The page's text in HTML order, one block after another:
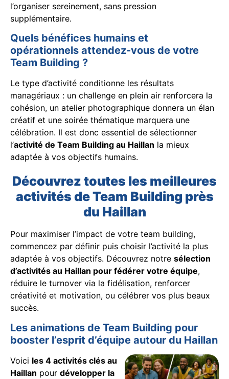
l’organiser sereinement, sans pression
supplémentaire.
Quels bénéfices humains et
opérationnels attendez-vous de votre
Team Building ?
Le type d’activité conditionne les résultats
managériaux : un challenge en plein air renforcera la
cohésion, un atelier photographique donnera un élan
créatif et une soirée thématique marquera une
célébration. Il est donc essentiel de sélectionner
l’activité de Team Building au Haillan la mieux
adaptée à vos objectifs humains.
Découvrez toutes les meilleures
activités de Team Building près
du Haillan
Pour maximiser l’impact de votre team building,
commencez par définir puis choisir l’activité la plus
adaptée à vos objectifs. Découvrez notre sélection
d’activités au Haillan pour fédérer votre équipe,
réduire le turnover via la fidélisation, renforcer
créativité et motivation, ou célébrer vos plus beaux
succès.
Les animations de Team Building pour
booster l’esprit d’équipe autour du Haillan
Voici les 4 activités clés au
Haillan pour développer la